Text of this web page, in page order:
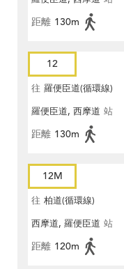
距離 130m
12
往 羅便臣道(循環線)
羅便臣道, 西摩道 站
距離 130m
12M
往 柏道(循環線)
西摩道, 羅便臣道 站
距離 120m